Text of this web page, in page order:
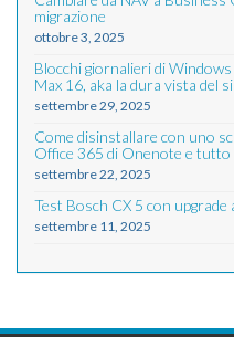
migrazione
ottobre 3, 2025
Blocchi giornalieri di
Max 16, aka la dura vista del
settembre 29, 2025
Come disinstallare con uno
Office 365 di Onenote e
settembre 22, 2025
Test Bosch CX 5 con
settembre 11, 2025